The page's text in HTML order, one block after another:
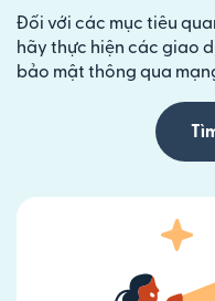
Đối với các mục tiêu
hãy thực hiện các giao
bảo mật thông qua